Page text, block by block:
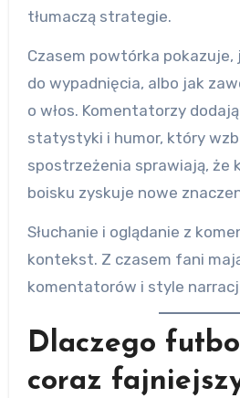
tłumaczą strategie.
Czasem powtórka pokazuje,
do wypadnięcia, albo jak
o włos. Komentatorzy
statystyki i humor, który
spostrzeżenia sprawiają, że
boisku zyskuje nowe
Słuchanie i oglądanie z
kontekst. Z czasem fani
komentatorów i style
Dlaczego
coraz